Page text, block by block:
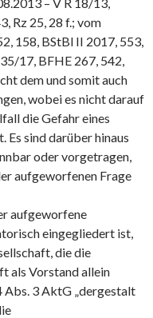
Rz 25, 28 f.; vom
158, BStBl II 2017, 553,
17, BFHE 267, 542,
dem und somit auch
wobei es nicht darauf
die Gefahr eines
sind darüber hinaus
oder vorgetragen,
aufgeworfenen Frage
aufgeworfene
eingegliedert ist,
die die
als Vorstand allein
Abs. 3 AktG „dergestalt